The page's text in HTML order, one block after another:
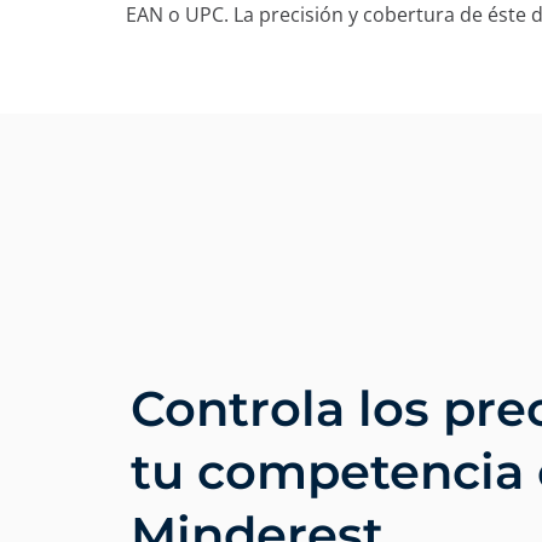
EAN o UPC. La precisión y cobertura de
Controla los
tu competencia
En este sitio
pulsando el botón
clicando en el botón